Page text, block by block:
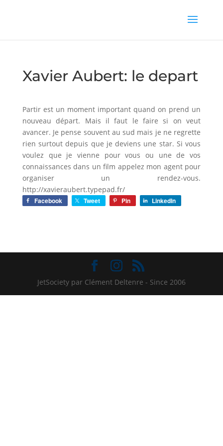
Xavier Aubert: le depart
Partir est un moment important quand on prend un
nouveau départ. Mais il faut le faire si on veut
avancer. Je pense souvent au sud mais je ne regrette
rien surtout depuis que je deviens une star. Si vous
voulez que je vienne pour vous ou une de vos
connaissances dans un film appelez mon agent pour
organiser un rendez-vous.
http://xavieraubert.typepad.fr/
Facebook Tweet Pin LinkedIn
JetSociety par Clément Deltenre - Since 2006